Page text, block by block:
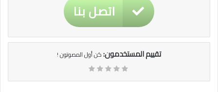
اتصل بنا
تقييم المستخدمون:كن أول المصوتون !